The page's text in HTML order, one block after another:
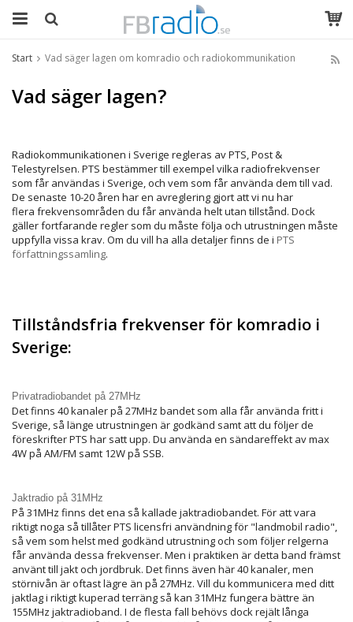
Start Vad säger lagen om komradio och radiokommunikation
Vad säger lagen?
Radiokommunikationen i Sverige regleras av PTS, Post &
Telestyrelsen. PTS bestämmer till exempel vilka radiofrekvenser
som får användas i Sverige, och vem som får använda dem till vad.
De senaste 10-20 åren har en avreglering gjort att vi nu har
flera frekvensområden du får använda helt utan tillstånd. Dock
gäller fortfarande regler som du måste följa och utrustningen måste
uppfylla vissa krav. Om du vill ha alla detaljer finns de i PTS
författningssamling.
Tillståndsfria frekvenser för komradio i
Sverige:
Privatradiobandet på 27MHz
Det finns 40 kanaler på 27MHz bandet som alla får använda fritt i
Sverige, så länge utrustningen är godkänd samt att du följer de
föreskrifter PTS har satt upp. Du använda en sändareffekt av max
4W på AM/FM samt 12W på SSB.
Jaktradio på 31MHz
På 31MHz finns det ena så kallade jaktradiobandet. För att vara
riktigt noga så tillåter PTS licensfri användning för "landmobil radio",
så vem som helst med godkänd utrustning och som följer relgerna
får använda dessa frekvenser. Men i praktiken är detta band främst
använt till jakt och jordbruk. Det finns även här 40 kanaler, men
störnivån är oftast lägre än på 27MHz. Vill du kommunicera med ditt
jaktlag i riktigt kuperad terräng så kan 31MHz fungera bättre än
155MHz jaktradioband. I de flesta fall behövs dock rejält långa